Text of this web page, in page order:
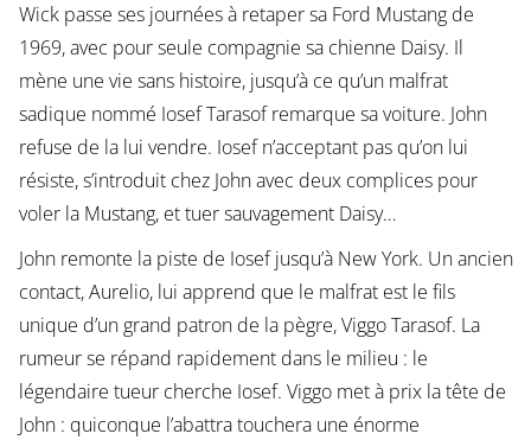
Wick passe ses journées à retaper sa Ford Mustang de
1969, avec pour seule compagnie sa chienne Daisy. Il
mène une vie sans histoire, jusqu’à ce qu’un malfrat
sadique nommé Iosef Tarasof remarque sa voiture. John
refuse de la lui vendre. Iosef n’acceptant pas qu’on lui
résiste, s’introduit chez John avec deux complices pour
voler la Mustang, et tuer sauvagement Daisy…
John remonte la piste de Iosef jusqu’à New York. Un ancien
contact, Aurelio, lui apprend que le malfrat est le fils
unique d’un grand patron de la pègre, Viggo Tarasof. La
rumeur se répand rapidement dans le milieu : le
légendaire tueur cherche Iosef. Viggo met à prix la tête de
John : quiconque l’abattra touchera une énorme